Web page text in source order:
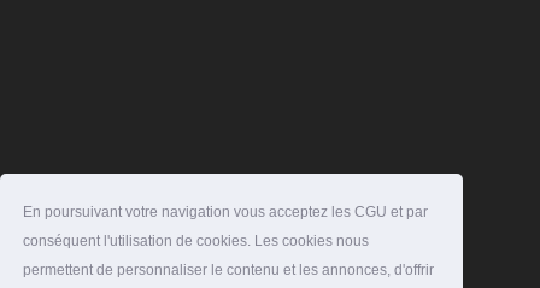
En poursuivant votre navigation vous acceptez les CGU et par
conséquent l'utilisation de cookies. Les cookies nous
permettent de personnaliser le contenu et les annonces, d'offrir